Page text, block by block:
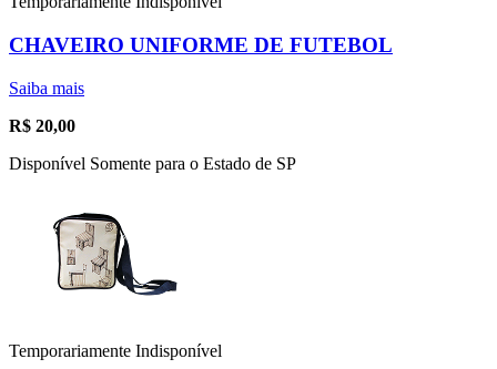
CHAVEIRO UNIFORME DE FUTEBOL
Saiba mais
R$ 20,00
Disponível Somente para o Estado de SP
Temporariamente Indisponível